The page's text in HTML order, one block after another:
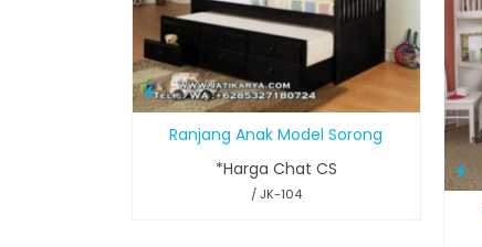
Ranjang Anak Model Sorong
*Harga Chat CS
/ JK-104